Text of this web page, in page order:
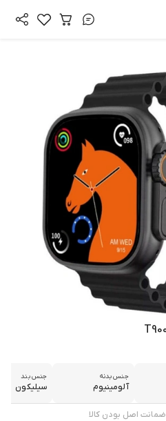
جنس بدنه
آلومینیوم
جنس بند
سیلیکون
ضمانت اصل بودن کالا